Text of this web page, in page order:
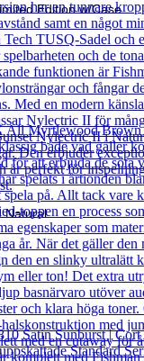
Edition w/Case
Natural